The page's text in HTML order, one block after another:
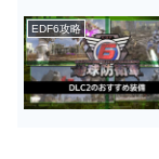
EDF6攻略